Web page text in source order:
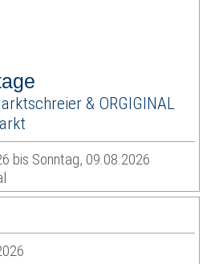
& ORGIGINAL
bis Sonntag, 09.08.2026